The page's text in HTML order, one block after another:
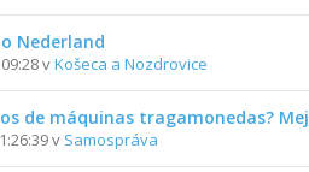
Nederland
vKošeca a Nozdrovice
de máquinas tragamonedas? Mej
v Samospráva